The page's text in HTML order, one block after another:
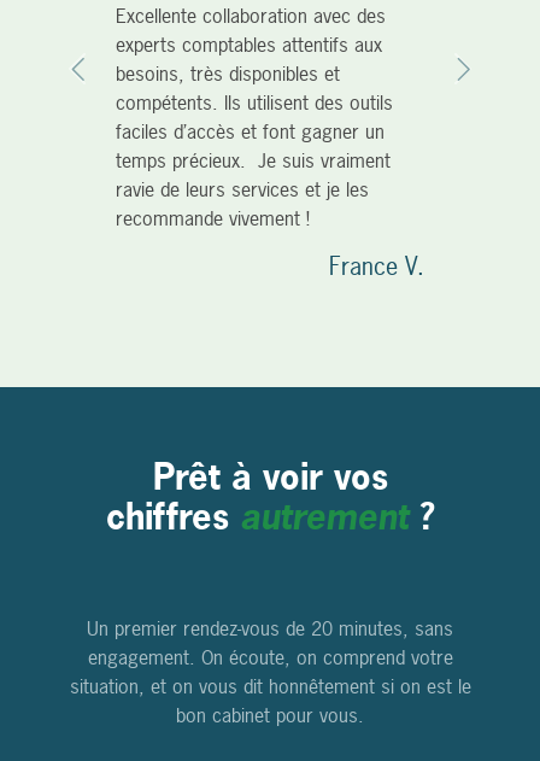
Excellente collaboration avec des
experts comptables attentifs aux
besoins, très disponibles et
compétents. Ils utilisent des outils
faciles d’accès et font gagner un
temps précieux. Je suis vraiment
ravie de leurs services et je les
recommande vivement !
France V.
Previous Next
Prêt à voir vos
chiffres autrement?
Un premier rendez-vous de 20 minutes, sans
engagement. On écoute, on comprend votre
situation, et on vous dit honnêtement si on est le
bon cabinet pour vous.